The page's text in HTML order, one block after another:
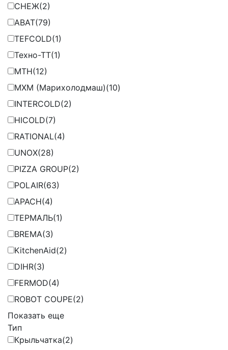
СНЕЖ(2)
ABAT(79)
TEFCOLD(1)
Техно-ТТ(1)
MTH(12)
МХМ (Марихолодмаш)(10)
INTERCOLD(2)
HICOLD(7)
RATIONAL(4)
UNOX(28)
PIZZA GROUP(2)
POLAIR(63)
APACH(4)
ТЕРМАЛЬ(1)
BREMA(3)
KitchenAid(2)
DIHR(3)
FERMOD(4)
ROBOT COUPE(2)
Показать еще
Тип
Крыльчатка(2)